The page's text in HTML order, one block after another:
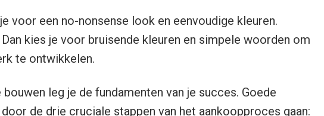
voor een no-nonsense look en eenvoudige kleuren.
kies je voor bruisende kleuren en simpele woorden om
te ontwikkelen.
leg je de fundamenten van je succes. Goede
de drie cruciale stappen van het aankoopproces gaan: